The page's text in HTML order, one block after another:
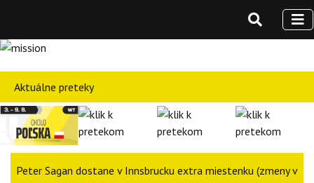
Aktuálne preteky
Peter Sagan dostane v Innsbrucku extra miestenku (zmeny v